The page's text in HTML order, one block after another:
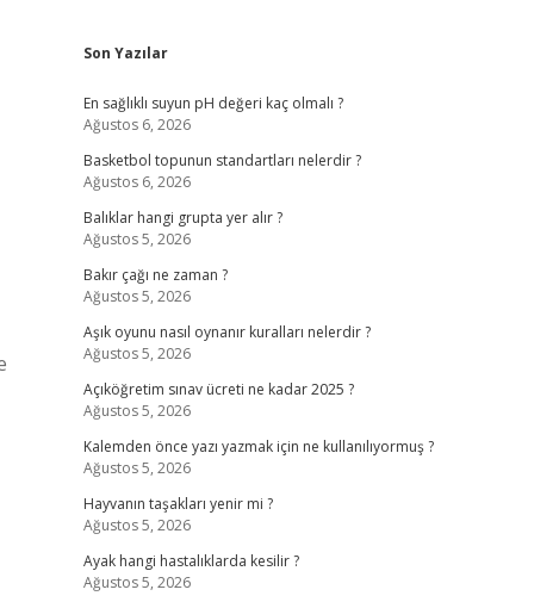
Sidebar
Son Yazılar
En sağlıklı suyun pH değeri kaç olmalı ?
Ağustos 6, 2026
Basketbol topunun standartları nelerdir ?
Ağustos 6, 2026
Balıklar hangi grupta yer alır ?
Ağustos 5, 2026
Bakır çağı ne zaman ?
Ağustos 5, 2026
Aşık oyunu nasıl oynanır kuralları nelerdir ?
Ağustos 5, 2026
Açıköğretim sınav ücreti ne kadar 2025 ?
Ağustos 5, 2026
Kalemden önce yazı yazmak için ne kullanılıyormuş ?
Ağustos 5, 2026
Hayvanın taşakları yenir mi ?
Ağustos 5, 2026
Ayak hangi hastalıklarda kesilir ?
Ağustos 5, 2026